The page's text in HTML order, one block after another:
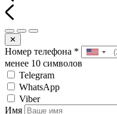
✕
Номер телефона *
менее 10 символов
Telegram
WhatsApp
Viber
Имя